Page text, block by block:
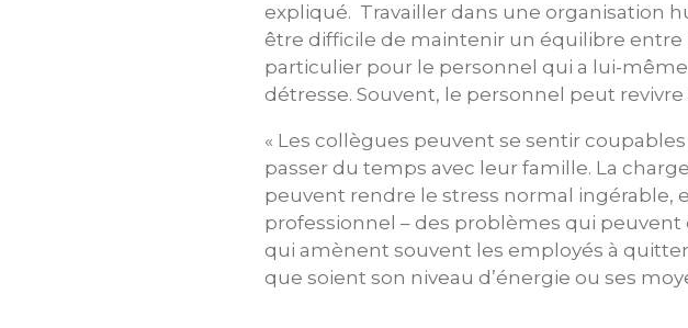
expliqué. Travailler dans une organisation
être difficile de maintenir un équilibre
particulier pour le personnel qui a lui-
détresse. Souvent, le personnel peut
« Les collègues peuvent se sentir
passer du temps avec leur famille. La
peuvent rendre le stress normal ingérable,
professionnel – des problèmes qui
qui amènent souvent les employés à
que soient son niveau d’énergie ou ses